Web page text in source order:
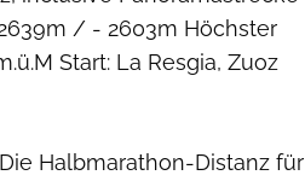
/ - 2603m Höchster
Start: La Resgia, Zuoz
Halbmarathon-Distanz für